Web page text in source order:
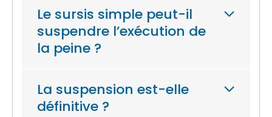
Le sursis simple peut-il
suspendre l’exécution de
la peine ?
La suspension est-elle
définitive ?